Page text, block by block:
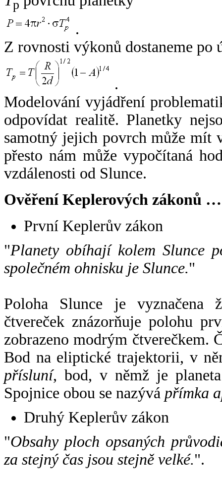
p
.
Z rovnosti výkonů dostaneme po
.
Modelování vyjádření
odpovídat realitě. Planetky
samotný jejich povrch může mít
přesto nám může vypočítaná
vzdálenosti od Slunce.
Ověření Keplerových zákonů …
První Keplerův zákon
"Planety obíhají kolem Slunce
společném ohnisku je Slunce."
Poloha Slunce je vyznačena
čtvereček znázorňuje polohu
zobrazeno modrým čtverečkem.
Bod na eliptické trajektorii, v
přísluní, bod, v němž je
Spojnice obou se nazývá přímka
Druhý Keplerův zákon
"Obsahy ploch opsaných
za stejný čas jsou stejně velké.".